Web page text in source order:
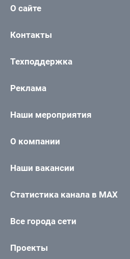
О сайте
Контакты
Техподдержка
Реклама
Наши мероприятия
О компании
Наши вакансии
Статистика канала в MAX
Все города сети
Проекты